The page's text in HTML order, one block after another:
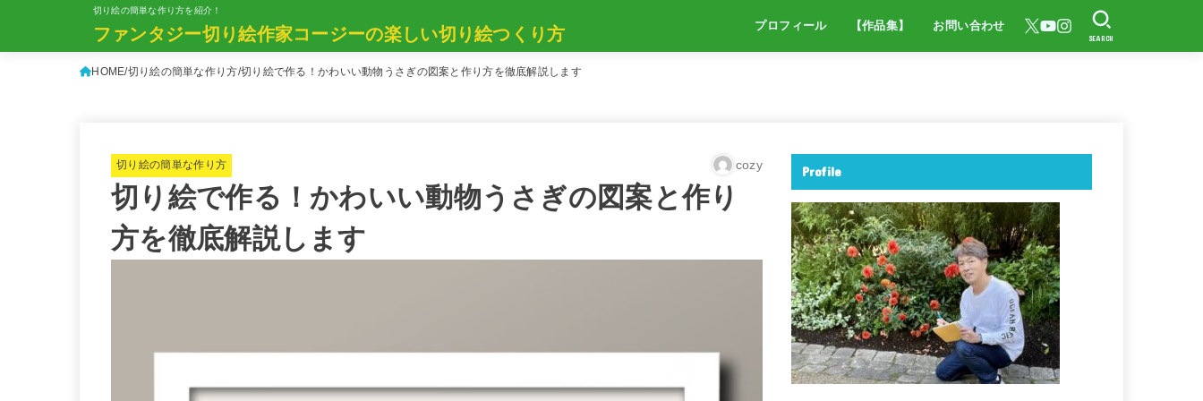
切り絵の簡単な作り方を紹介！
ファンタジー切り絵作家コージーの楽しい切り絵つくり方 プロフィール 【作品集】 お問い合わせ
SEARCH
HOME 切り絵の簡単な作り方 切り絵で作る！かわいい動物うさぎの図案と作り方を徹底解説します
切り絵の簡単な作り方 cozy
切り絵で作る！かわいい動物うさぎの図案と作り
方を徹底解説します
Profile